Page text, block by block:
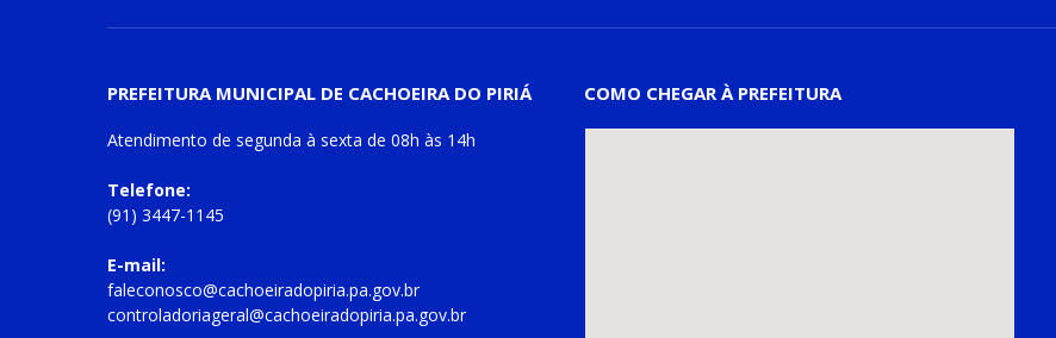
PREFEITURA MUNICIPAL DE CACHOEIRA DO PIRIÁ
Atendimento de segunda à sexta de 08h às 14h
Telefone:
(91) 3447-1145
E-mail:
faleconosco@cachoeiradopiria.pa.gov.br
controladoriageral@cachoeiradopiria.pa.gov.br
COMO CHEGAR À PREFEITURA